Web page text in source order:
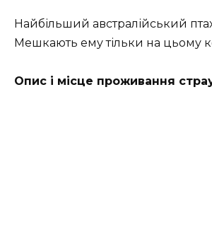
Найбільший австралійський
Мешкають ему тільки на цьому
Опис і місце проживання